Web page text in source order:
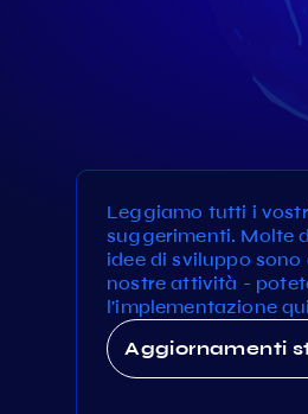
Leggiamo tutti i
suggerimenti. Molte
idee di sviluppo
nostre attività -
l'implementazione qui
Aggiornamenti